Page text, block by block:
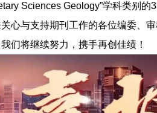
Sciences Geology”学科类别的
心与支持期刊工作的各位编委、
们将继续努力，携手再创佳绩！